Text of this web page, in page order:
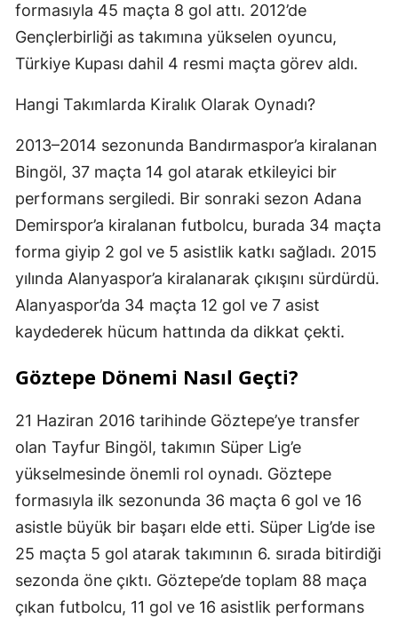
formasıyla 45 maçta 8 gol attı. 2012’de
Gençlerbirliği as takımına yükselen oyuncu,
Türkiye Kupası dahil 4 resmi maçta görev aldı.
Hangi Takımlarda Kiralık Olarak Oynadı?
2013–2014 sezonunda Bandırmaspor’a kiralanan
Bingöl, 37 maçta 14 gol atarak etkileyici bir
performans sergiledi. Bir sonraki sezon Adana
Demirspor’a kiralanan futbolcu, burada 34 maçta
forma giyip 2 gol ve 5 asistlik katkı sağladı. 2015
yılında Alanyaspor’a kiralanarak çıkışını sürdürdü.
Alanyaspor’da 34 maçta 12 gol ve 7 asist
kaydederek hücum hattında da dikkat çekti.
Göztepe Dönemi Nasıl Geçti?
21 Haziran 2016 tarihinde Göztepe’ye transfer
olan Tayfur Bingöl, takımın Süper Lig’e
yükselmesinde önemli rol oynadı. Göztepe
formasıyla ilk sezonunda 36 maçta 6 gol ve 16
asistle büyük bir başarı elde etti. Süper Lig’de ise
25 maçta 5 gol atarak takımının 6. sırada bitirdiği
sezonda öne çıktı. Göztepe’de toplam 88 maça
çıkan futbolcu, 11 gol ve 16 asistlik performans